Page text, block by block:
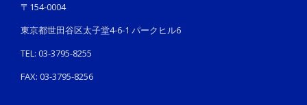
〒154-0004
東京都世田谷区太子堂4-6-1 パークヒル6
TEL: 03-3795-8255
FAX: 03-3795-8256